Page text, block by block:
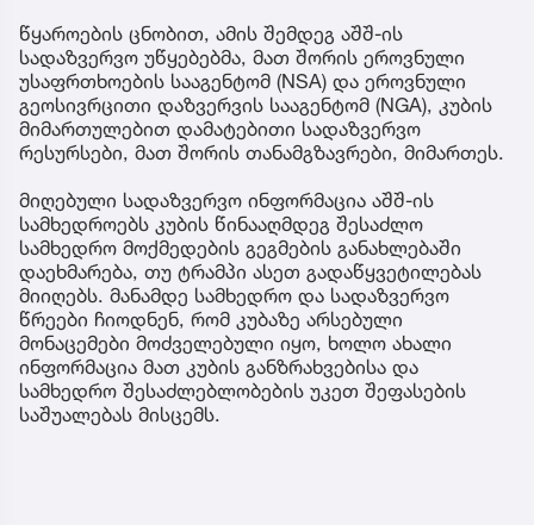
წყაროების ცნობით, ამის შემდეგ აშშ-ის
სადაზვერვო უწყებებმა, მათ შორის ეროვნული
უსაფრთხოების სააგენტომ (NSA) და ეროვნული
გეოსივრცითი დაზვერვის სააგენტომ (NGA), კუბის
მიმართულებით დამატებითი სადაზვერვო
რესურსები, მათ შორის თანამგზავრები, მიმართეს.
მიღებული სადაზვერვო ინფორმაცია აშშ-ის
სამხედროებს კუბის წინააღმდეგ შესაძლო
სამხედრო მოქმედების გეგმების განახლებაში
დაეხმარება, თუ ტრამპი ასეთ გადაწყვეტილებას
მიიღებს. მანამდე სამხედრო და სადაზვერვო
წრეები ჩიოდნენ, რომ კუბაზე არსებული
მონაცემები მოძველებული იყო, ხოლო ახალი
ინფორმაცია მათ კუბის განზრახვებისა და
სამხედრო შესაძლებლობების უკეთ შეფასების
საშუალებას მისცემს.